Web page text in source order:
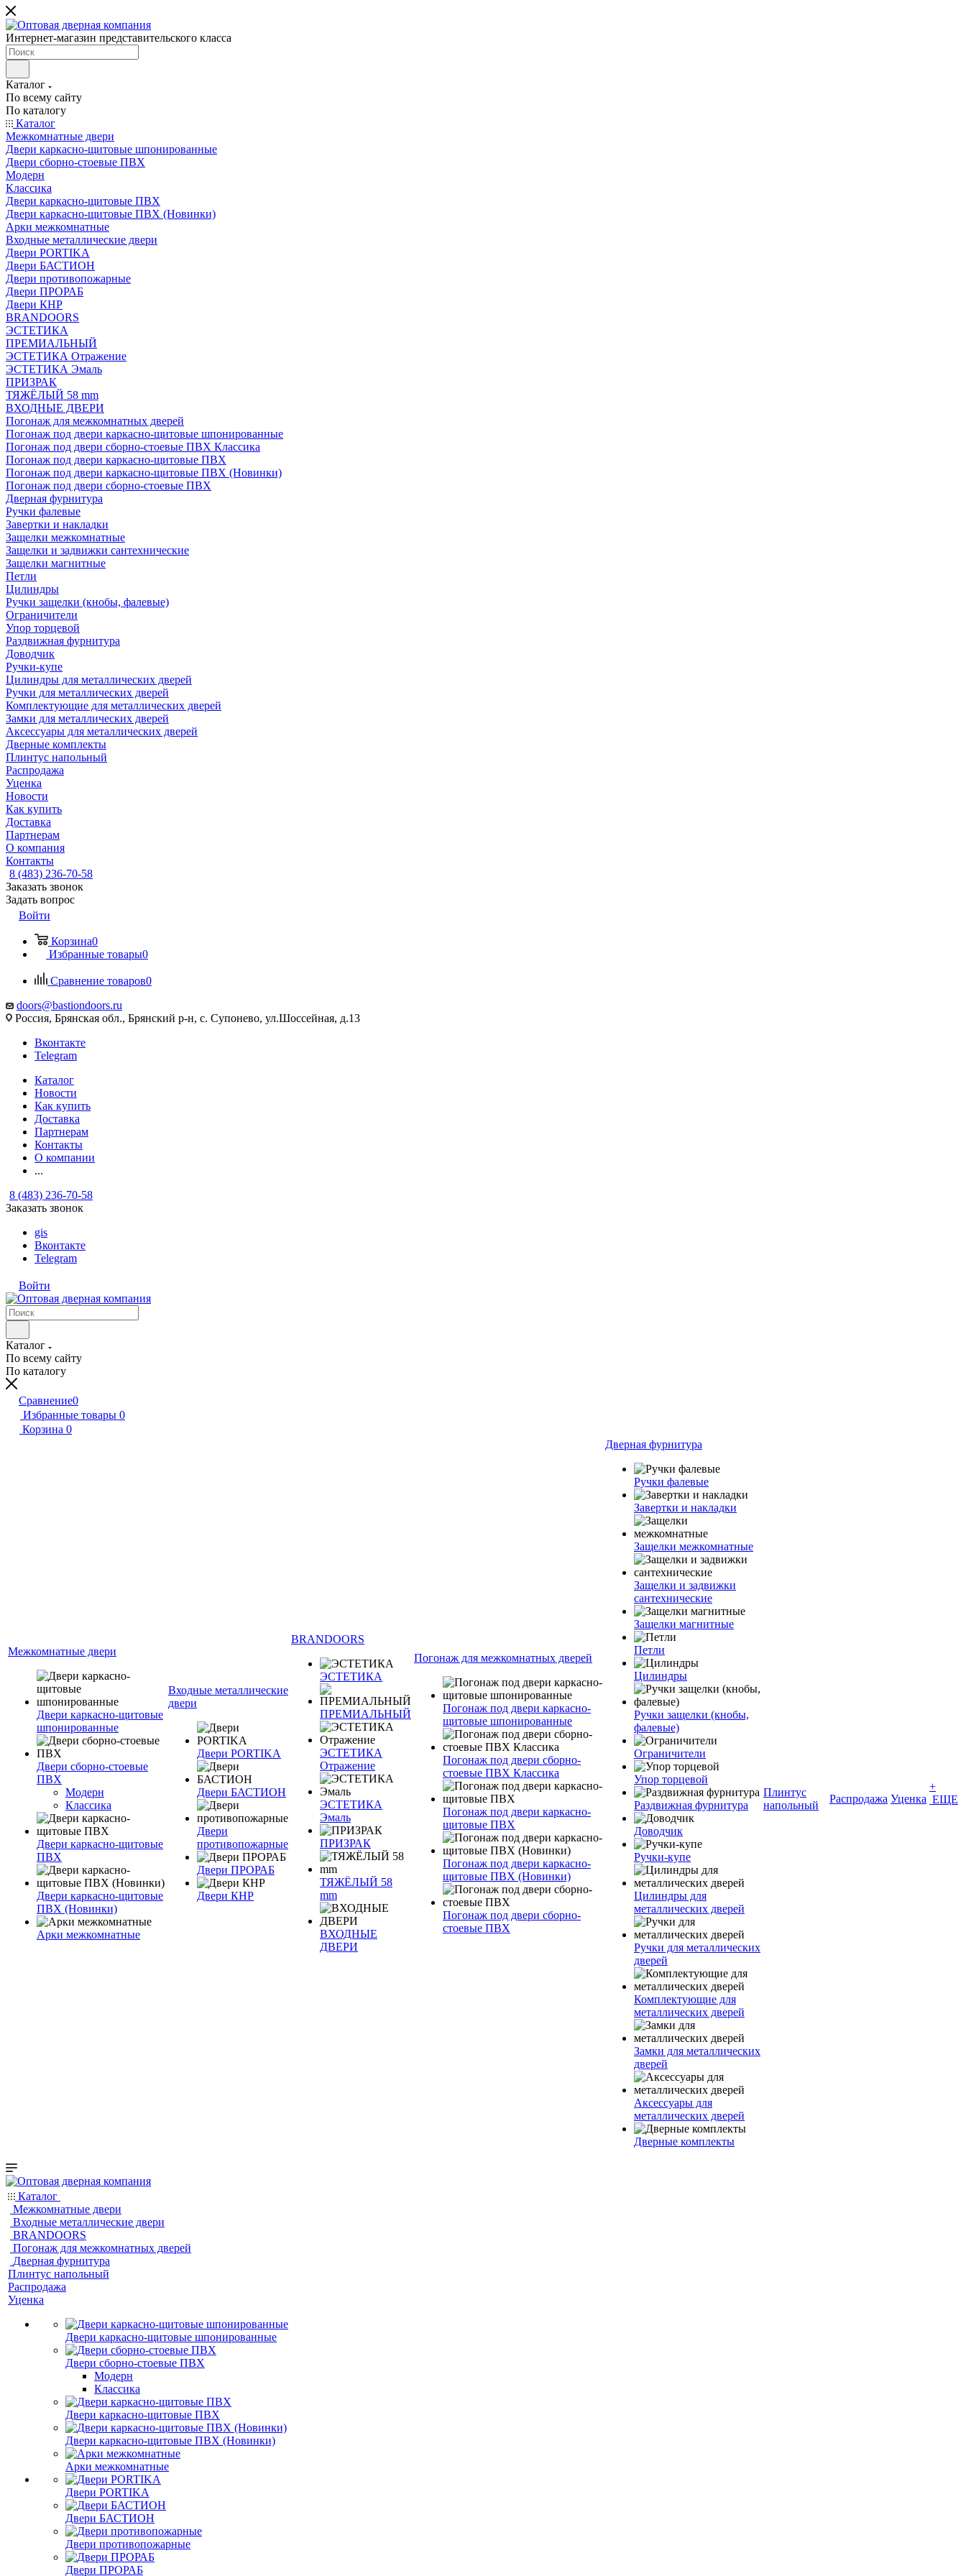
Интернет-магазин представительского класса
Каталог
По всему сайту
По каталогу
Каталог
Межкомнатные двери
Двери каркасно-щитовые шпонированные
Двери сборно-стоевые ПВХ
Модерн
Классика
Двери каркасно-щитовые ПВХ
Двери каркасно-щитовые ПВХ (Новинки)
Арки межкомнатные
Входные металлические двери
Двери PORTIKA
Двери БАСТИОН
Двери противопожарные
Двери ПРОРАБ
Двери КНР
BRANDOORS
ЭСТЕТИКА
ПРЕМИАЛЬНЫЙ
ЭСТЕТИКА Отражение
ЭСТЕТИКА Эмаль
ПРИЗРАК
ТЯЖЁЛЫЙ 58 mm
ВХОДНЫЕ ДВЕРИ
Погонаж для межкомнатных дверей
Погонаж под двери каркасно-щитовые шпонированные
Погонаж под двери сборно-стоевые ПВХ Классика
Погонаж под двери каркасно-щитовые ПВХ
Погонаж под двери каркасно-щитовые ПВХ (Новинки)
Погонаж под двери сборно-стоевые ПВХ
Дверная фурнитура
Ручки фалевые
Завертки и накладки
Защелки межкомнатные
Защелки и задвижки сантехнические
Защелки магнитные
Петли
Цилиндры
Ручки защелки (кнобы, фалевые)
Ограничители
Упор торцевой
Раздвижная фурнитура
Доводчик
Ручки-купе
Цилиндры для металлических дверей
Ручки для металлических дверей
Комплектующие для металлических дверей
Замки для металлических дверей
Аксессуары для металлических дверей
Дверные комплекты
Плинтус напольный
Распродажа
Уценка
Новости
Как купить
Доставка
Партнерам
О компания
Контакты
8 (483) 236-70-58
Заказать звонок
Задать вопрос
Войти
Корзина0
Избранные товары0
Сравнение товаров0
doors@bastiondoors.ru
Россия, Брянская обл., Брянский р-н, с. Супонево, ул.Шоссейная, д.13
Вконтакте
Telegram
Каталог
Новости
Как купить
Доставка
Партнерам
Контакты
О компании
...
8 (483) 236-70-58
Заказать звонок
gis
Вконтакте
Telegram
Войти
Каталог
По всему сайту
По каталогу
Сравнение0
Избранные товары 0
Корзина 0
Межкомнатные двери
Двери каркасно-щитовые
шпонированные
Двери сборно-стоевые
ПВХ
Модерн
Классика
Двери каркасно-щитовые
ПВХ
Двери каркасно-щитовые
ПВХ (Новинки)
Арки межкомнатные
Входные металлические
двери
Двери PORTIKA
Двери БАСТИОН
Двери
противопожарные
Двери ПРОРАБ
Двери КНР
BRANDOORS
ЭСТЕТИКА
ПРЕМИАЛЬНЫЙ
ЭСТЕТИКА
Отражение
ЭСТЕТИКА
Эмаль
ПРИЗРАК
ТЯЖЁЛЫЙ 58
mm
ВХОДНЫЕ
ДВЕРИ
Погонаж для межкомнатных дверей
Погонаж под двери каркасно-
щитовые шпонированные
Погонаж под двери сборно-
стоевые ПВХ Классика
Погонаж под двери каркасно-
щитовые ПВХ
Погонаж под двери каркасно-
щитовые ПВХ (Новинки)
Погонаж под двери сборно-
стоевые ПВХ
Дверная фурнитура
Ручки фалевые
Завертки и накладки
Защелки межкомнатные
Защелки и задвижки
сантехнические
Защелки магнитные
Петли
Цилиндры
Ручки защелки (кнобы,
фалевые)
Ограничители
Упор торцевой
Раздвижная фурнитура
Доводчик
Ручки-купе
Цилиндры для
металлических дверей
Ручки для металлических
дверей
Комплектующие для
металлических дверей
Замки для металлических
дверей
Аксессуары для
металлических дверей
Дверные комплекты
Плинтус
напольный
Распродажа Уценка
+
ЕЩЕ
Каталог
Межкомнатные двери
Входные металлические двери
BRANDOORS
Погонаж для межкомнатных дверей
Дверная фурнитура
Плинтус напольный
Распродажа
Уценка
Двери каркасно-щитовые шпонированные
Двери сборно-стоевые ПВХ
Модерн
Классика
Двери каркасно-щитовые ПВХ
Двери каркасно-щитовые ПВХ (Новинки)
Арки межкомнатные
Двери PORTIKA
Двери БАСТИОН
Двери противопожарные
Двери ПРОРАБ